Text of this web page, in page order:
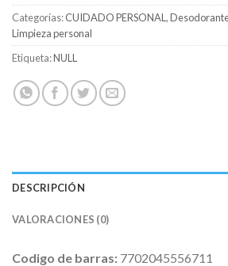
Categorías:CUIDADO PERSONAL ,
Limpieza personal
Etiqueta:NULL
DESCRIPCIÓN
VALORACIONES (0)
Codigo de barras: 7702045556711